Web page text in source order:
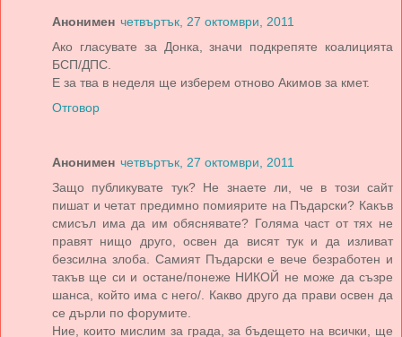
Анонимен четвъртък, 27 октомври, 2011
Ако гласувате за Донка, значи подкрепяте коалицията
БСП/ДПС.
Е за тва в неделя ще изберем отново Акимов за кмет.
Отговор
Анонимен четвъртък, 27 октомври, 2011
Защо публикувате тук? Не знаете ли, че в този сайт
пишат и четат предимно помиярите на Пъдарски? Какъв
смисъл има да им обяснявате? Голяма част от тях не
правят нищо друго, освен да висят тук и да изливат
безсилна злоба. Самият Пъдарски е вече безработен и
такъв ще си и остане/понеже НИКОЙ не може да съзре
шанса, който има с него/. Какво друго да прави освен да
се дърли по форумите.
Ние, които мислим за града, за бъдещето на всички, ще